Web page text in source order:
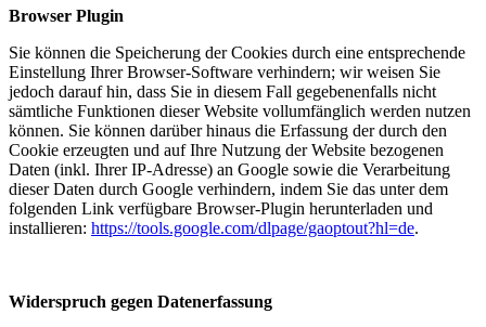
Browser Plugin
Sie können die Speicherung der Cookies durch eine entsprechende
Einstellung Ihrer Browser-Software verhindern; wir weisen Sie
jedoch darauf hin, dass Sie in diesem Fall gegebenenfalls nicht
sämtliche Funktionen dieser Website vollumfänglich werden nutzen
können. Sie können darüber hinaus die Erfassung der durch den
Cookie erzeugten und auf Ihre Nutzung der Website bezogenen
Daten (inkl. Ihrer IP-Adresse) an Google sowie die Verarbeitung
dieser Daten durch Google verhindern, indem Sie das unter dem
folgenden Link verfügbare Browser-Plugin herunterladen und
installieren: https://tools.google.com/dlpage/gaoptout?hl=de.
Widerspruch gegen Datenerfassung